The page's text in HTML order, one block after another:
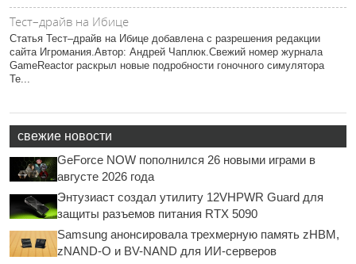
Тест–драйв на Ибице
Статья Тест–драйв на Ибице добавлена с разрешения редакции
сайта Игромания.Автор: Андрей Чаплюк.Свежий номер журнала
GameReactor раскрыл новые подробности гоночного симулятора
Te...
свежие новости
GeForce NOW пополнился 26 новыми играми в
августе 2026 года
Энтузиаст создал утилиту 12VHPWR Guard для
защиты разъемов питания RTX 5090
Samsung анонсировала трехмерную память zHBM,
zNAND-O и BV-NAND для ИИ-серверов